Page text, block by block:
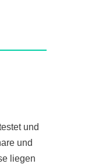
und
und
liegen